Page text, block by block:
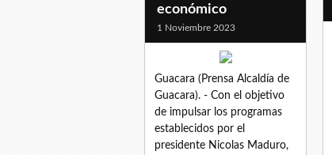
económico
1 Noviembre 2023
Guacara (Prensa Alcaldía de
Guacara). - Con el objetivo
de impulsar los programas
establecidos por el
presidente Nicolas Maduro,